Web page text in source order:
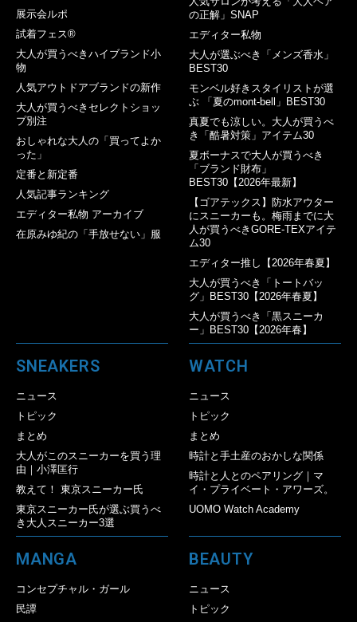
展示会ルポ
試着フェス®︎
大人が買うべきハイブランド小
物
人気アウトドアブランドの新作
大人が買うべきセレクトショッ
プ別注
おしゃれな大人の「買ってよか
った」
定番と新定番
人気記事ランキング
エディター私物 アーカイブ
在原みゆ紀の「手放せない」服
の正解」SNAP
エディター私物
大人が選ぶべき「メンズ香水」
BEST30
モンベル好きスタイリストが選
ぶ 「夏のmont-bell」BEST30
真夏でも涼しい。大人が買うべ
き「酷暑対策」アイテム30
夏ボーナスで大人が買うべき
「ブランド財布」
BEST30【2026年最新】
【ゴアテックス】防水アウター
にスニーカーも。梅雨までに大
人が買うべきGORE-TEXアイテ
ム30
エディター推し【2026年春夏】
大人が買うべき「トートバッ
グ」BEST30【2026年春夏】
大人が買うべき「黒スニーカ
ー」BEST30【2026年春】
SNEAKERS
ニュース
トピック
まとめ
大人がこのスニーカーを買う理
由｜小澤匡行
教えて！ 東京スニーカー氏
東京スニーカー氏が選ぶ買うべ
き大人スニーカー3選
WATCH
ニュース
トピック
まとめ
時計と手土産のおかしな関係
時計と人とのペアリング｜マ
イ・プライベート・アワーズ。
UOMO Watch Academy
MANGA
コンセプチャル・ガール
民譚
BEAUTY
ニュース
トピック